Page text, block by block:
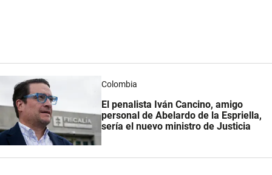
Colombia
El penalista Iván Cancino, amigo
personal de Abelardo de la Espriella,
sería el nuevo ministro de Justicia